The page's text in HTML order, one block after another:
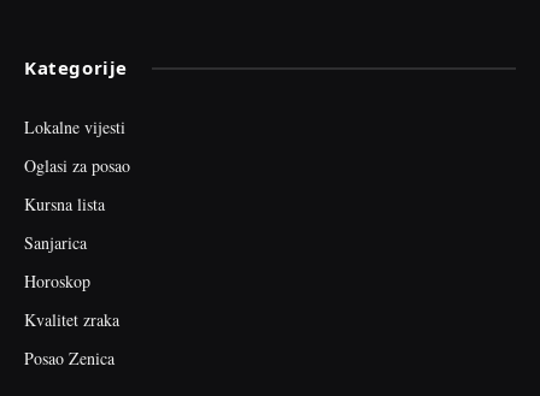
Kategorije
Lokalne vijesti
Oglasi za posao
Kursna lista
Sanjarica
Horoskop
Kvalitet zraka
Posao Zenica